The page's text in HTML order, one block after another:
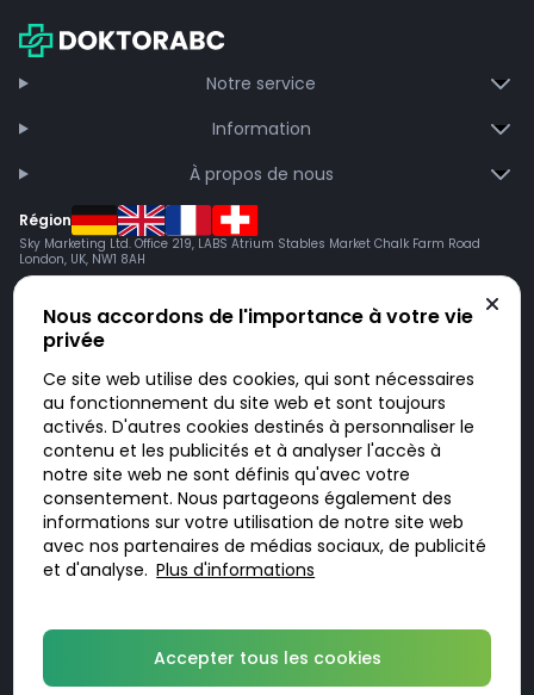
Notre service
Information
À propos de nous
Région
Sky Marketing Ltd. Office 219, LABS Atrium Stables Market Chalk Farm Road
London, UK, NW1 8AH
Doktorabc.com est une plateforme de mise en relation et n’est pas une
pharmacie en ligne. Nous ne vendons ni ne livrons de médicaments ou
autres produits. Les informations sur les produits, médicaments et prix
n’ont pas valeur d’offre. Vous êtes responsable du respect des lois en
vigueur dans votre pays. L’utilisation du site se fait à vos risques et sous
votre responsabilité. Vous visitez et utilisez ce site de votre propre
initiative.
Nous accordons de l'importance à votre vie
privée
Ce site web utilise des cookies, qui sont nécessaires
au fonctionnement du site web et sont toujours
activés. D'autres cookies destinés à personnaliser le
contenu et les publicités et à analyser l'accès à
notre site web ne sont définis qu'avec votre
consentement. Nous partageons également des
informations sur votre utilisation de notre site web
avec nos partenaires de médias sociaux, de publicité
et d'analyse. Plus d'informations
Accepter tous les cookies